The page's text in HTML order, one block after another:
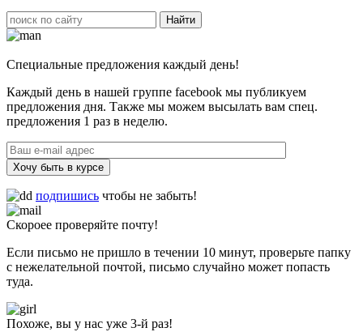
Специальные предложения каждый день!
Каждый день в нашей группе facebook мы публикуем
предложения дня. Также мы можем высылать вам спец.
предложения 1 раз в неделю.
Хочу быть в курсе
подпишись чтобы не забыть!
Скороее проверяйте почту!
Если письмо не пришло в течении 10 минут, проверьте папку
с нежелательной почтой, письмо случайно может попасть
туда.
Похоже, вы у нас уже 3-й раз!